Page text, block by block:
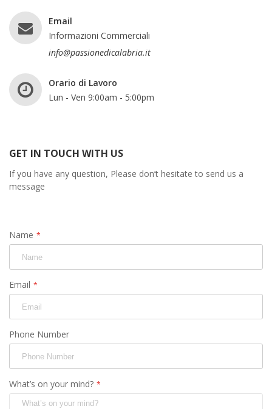
Email
Informazioni Commerciali
info@passionedicalabria.it
Orario di Lavoro
Lun - Ven 9:00am - 5:00pm
GET IN TOUCH WITH US
If you have any question, Please don’t hesitate to send us a
message
Name
Email
Phone Number
What’s on your mind?